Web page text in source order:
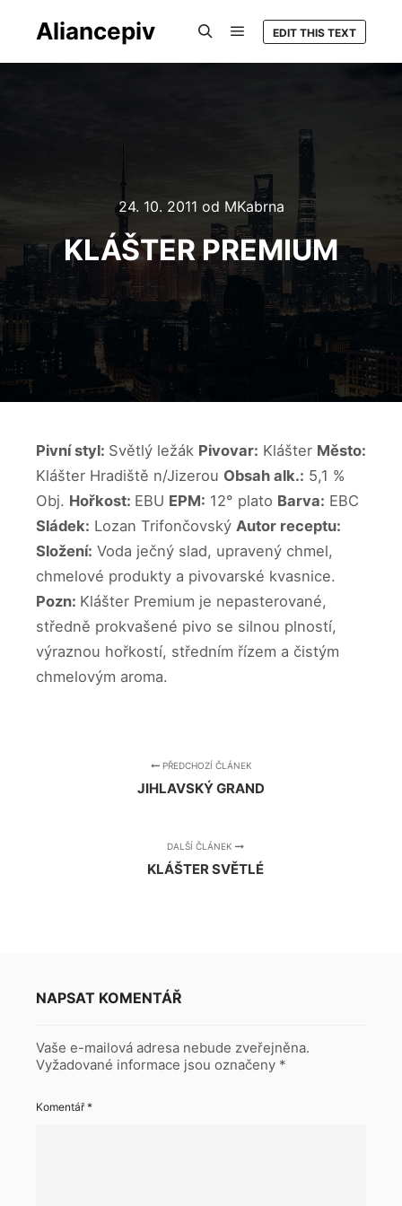
Aliancepiv EDIT THIS TEXT
24. 10. 2011 od MKabrna
KLÁŠTER PREMIUM
Pivní styl: Světlý ležák Pivovar: Klášter Město:
Klášter Hradiště n/Jizerou Obsah alk.: 5,1 %
Obj. Hořkost: EBU EPM: 12° plato Barva: EBC
Sládek: Lozan Trifončovský Autor receptu:
Složení: Voda ječný slad, upravený chmel,
chmelové produkty a pivovarské kvasnice.
Pozn: Klášter Premium je nepasterované,
středně prokvašené pivo se silnou plností,
výraznou hořkostí, středním řízem a čistým
chmelovým aroma.
PŘEDCHOZÍ ČLÁNEK
JIHLAVSKÝ GRAND
DALŠÍ ČLÁNEK
KLÁŠTER SVĚTLÉ
NAPSAT KOMENTÁŘ
Vaše e-mailová adresa nebude zveřejněna.
Vyžadované informace jsou označeny *
Komentář*